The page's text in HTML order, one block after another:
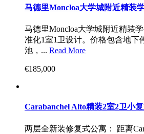
马德里Moncloa大学城附近精装
马德里Moncloa大学城附近精装
准化1室1卫设计。价格包含地下
池，... Read More
€185,000
Carabanchel Alto精装2室2卫小
两层全新装修复式公寓： 距离